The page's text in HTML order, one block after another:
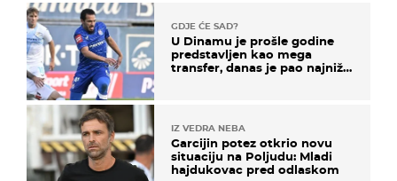
GDJE ĆE SAD?
U Dinamu je prošle godine
predstavljen kao mega
transfer, danas je pao najniže
IZ VEDRA NEBA
Garcijin potez otkrio novu
situaciju na Poljudu: Mladi
hajdukovac pred odlaskom